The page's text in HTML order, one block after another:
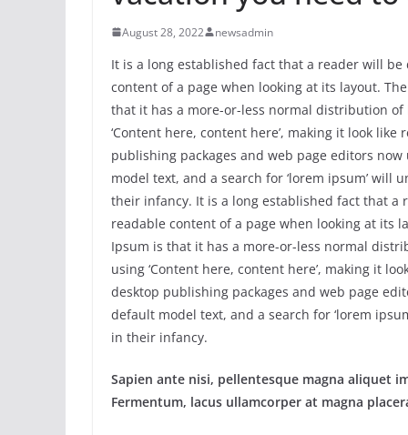
August 28, 2022 newsadmin
It is a long established fact that a reader will
content of a page when looking at its layout.
that it has a more-or-less normal distribution of
‘Content here, content here’, making it look like
publishing packages and web page editors
model text, and a search for ‘lorem ipsum’ will
their infancy. It is a long established fact that a
readable content of a page when looking at its
Ipsum is that it has a more-or-less normal
using ‘Content here, content here’, making it
desktop publishing packages and web page
default model text, and a search for ‘lorem
in their infancy.
Sapien ante nisi, pellentesque magna aliquet
Fermentum, lacus ullamcorper at magna